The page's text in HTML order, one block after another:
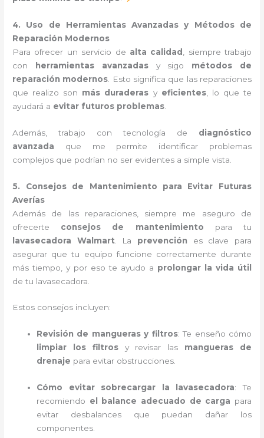
4. Uso de Herramientas Avanzadas y Métodos de
Reparación Modernos
Para ofrecer un servicio de alta calidad
, siempre trabajo
con
herramientas avanzadasy sigo métodos de
reparación modernos . Esto significa que las reparaciones
que realizo son más duraderas y eficientes, lo que te
ayudará a evitar futuros problemas
Además, trabajo con tecnología de diagnóstico
avanzada que me permite identificar problemas
complejos que podrían no ser evidentes a simple vista.
5. Consejos de Mantenimiento para Evitar Futuras
Averías
Además de las reparaciones, siempre me aseguro de
ofrecerte consejos de mantenimiento para tu
lavasecadora Walmart . La prevención es clave para
asegurar que tu equipo funcione correctamente durante
más tiempo, y por eso te ayudo a prolongar la vida útil
de tu lavasecadora.
Estos consejos incluyen:
Revisión de mangueras y filtros: Te enseño cómo
limpiar los filtrosy revisar las mangueras de
drenaje para evitar obstrucciones.
Cómo evitar sobrecargar la lavasecadora: Te
recomiendo el balance adecuado de carga para
evitar desbalances que puedan dañar los
componentes.